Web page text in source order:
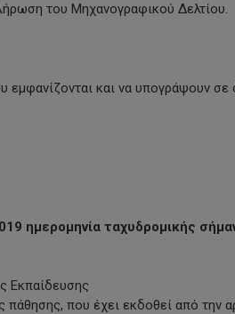
του Μηχανογραφικού Δελτίου.
και να υπογράψουν σε
ημερομηνία ταχυδρομικής
Εκπαίδευσης
που έχει εκδοθεί από την